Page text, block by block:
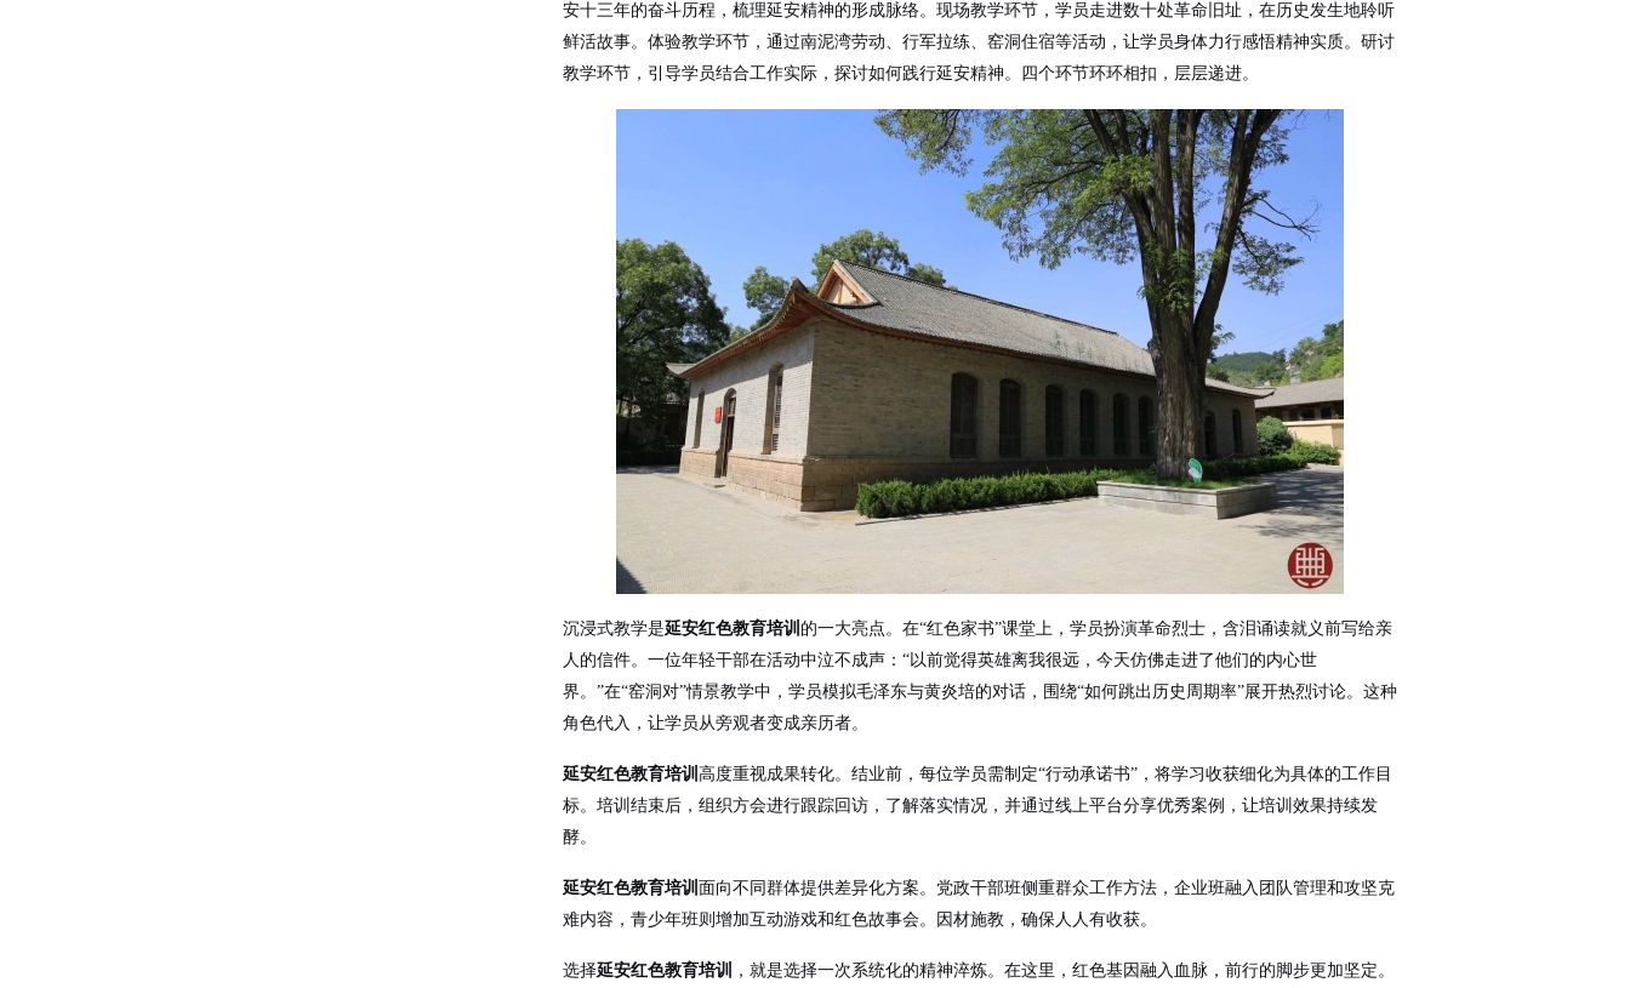
安十三年的奋斗历程，梳理延安精神的形成脉络。现场教学环节，学员走进数十处革命旧址，在历史发生地聆听
鲜活故事。体验教学环节，通过南泥湾劳动、行军拉练、窑洞住宿等活动，让学员身体力行感悟精神实质。研讨
教学环节，引导学员结合工作实际，探讨如何践行延安精神。四个环节环环相扣，层层递进。
沉浸式教学是延安红色教育培训 的一大亮点。在“红色家书”课堂上，学员扮演革命烈士，含泪诵读就义前写给亲
人的信件。一位年轻干部在活动中泣不成声：“以前觉得英雄离我很远，今天仿佛走进了他们的内心世
界。”在“窑洞对”情景教学中，学员模拟毛泽东与黄炎培的对话，围绕“如何跳出历史周期率”展开热烈讨论。这种
角色代入，让学员从旁观者变成亲历者。
延安红色教育培训 高度重视成果转化。结业前，每位学员需制定“行动承诺书”，将学习收获细化为具体的工作目
标。培训结束后，组织方会进行跟踪回访，了解落实情况，并通过线上平台分享优秀案例，让培训效果持续发
酵。
延安红色教育培训 面向不同群体提供差异化方案。党政干部班侧重群众工作方法，企业班融入团队管理和攻坚克
难内容，青少年班则增加互动游戏和红色故事会。因材施教，确保人人有收获。
选择延安红色教育培训 ，就是选择一次系统化的精神淬炼。在这里，红色基因融入血脉，前行的脚步更加坚定。